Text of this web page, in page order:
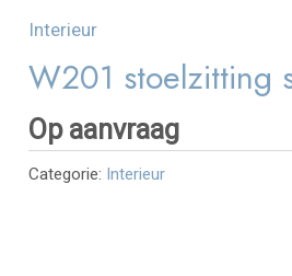
Interieur
W201 stoelzitting
Op aanvraag
Categorie: Interieur